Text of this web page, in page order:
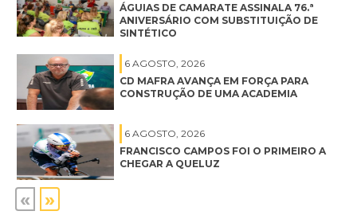
ÁGUIAS DE CAMARATE ASSINALA 76.ª
ANIVERSÁRIO COM SUBSTITUIÇÃO DE
SINTÉTICO
6 AGOSTO, 2026
CD MAFRA AVANÇA EM FORÇA PARA
CONSTRUÇÃO DE UMA ACADEMIA
6 AGOSTO, 2026
FRANCISCO CAMPOS FOI O PRIMEIRO A
CHEGAR A QUELUZ
« »